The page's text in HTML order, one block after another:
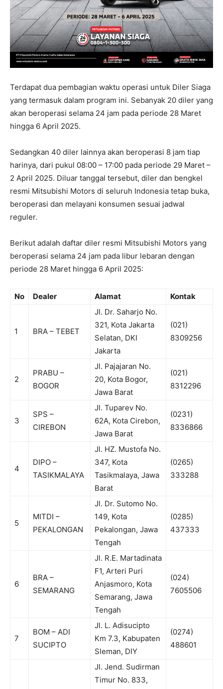
Terdapat dua pembagian waktu operasi untuk Diler Siaga
yang termasuk dalam program ini. Sebanyak 20 diler yang
akan beroperasi selama 24 jam pada periode 28 Maret
hingga 6 April 2025.
Sedangkan 40 diler lainnya akan beroperasi 8 jam tiap
harinya, dari pukul 08:00 – 17:00 pada periode 29 Maret –
2 April 2025. Diluar tanggal tersebut, diler dan bengkel
resmi Mitsubishi Motors di seluruh Indonesia tetap buka,
beroperasi dan melayani konsumen sesuai jadwal
reguler.
Berikut adalah daftar diler resmi Mitsubishi Motors yang
beroperasi selama 24 jam pada libur lebaran dengan
periode 28 Maret hingga 6 April 2025:
No Dealer Alamat Kontak
1 BRA – TEBET
Jl. Dr. Saharjo No.
321, Kota Jakarta
Selatan, DKI
Jakarta
(021)
8309256
2
PRABU –
BOGOR
Jl. Pajajaran No.
20, Kota Bogor,
Jawa Barat
(021)
8312296
3
SPS –
CIREBON
Jl. Tuparev No.
62A, Kota Cirebon,
Jawa Barat
(0231)
8336866
4
DIPO –
TASIKMALAYA
Jl. HZ. Mustofa No.
347, Kota
Tasikmalaya, Jawa
Barat
(0265)
333288
5
MITDI –
PEKALONGAN
Jl. Dr. Sutomo No.
149, Kota
Pekalongan, Jawa
Tengah
(0285)
437333
6
BRA –
SEMARANG
Jl. R.E. Martadinata
F1, Arteri Puri
Anjasmoro, Kota
Semarang, Jawa
Tengah
(024)
7605506
7
BOM – ADI
SUCIPTO
Jl. L. Adisucipto
Km 7.3, Kabupaten
Sleman, DIY
(0274)
488601
Jl. Jend. Sudirman
Timur No. 833,